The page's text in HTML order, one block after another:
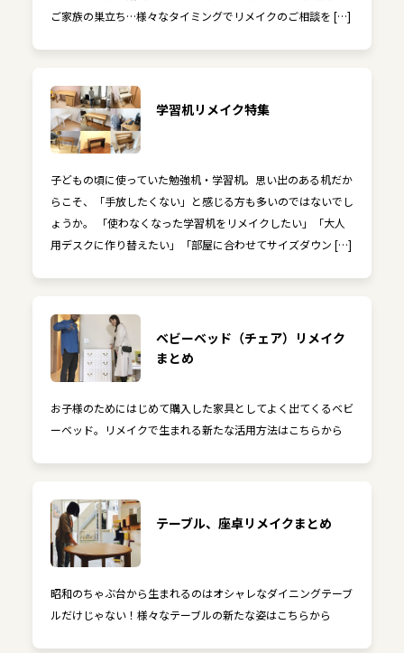
ご家族の巣立ち…様々なタイミングでリメイクのご相談を […]
学習机リメイク特集
子どもの頃に使っていた勉強机・学習机。思い出のある机だか
らこそ、「手放したくない」と感じる方も多いのではないでし
ょうか。 「使わなくなった学習机をリメイクしたい」「大人
用デスクに作り替えたい」「部屋に合わせてサイズダウン […]
ベビーベッド（チェア）リメイク
まとめ
お子様のためにはじめて購入した家具としてよく出てくるベビ
ーベッド。リメイクで生まれる新たな活用方法はこちらから
テーブル、座卓リメイクまとめ
昭和のちゃぶ台から生まれるのはオシャレなダイニングテーブ
ルだけじゃない！様々なテーブルの新たな姿はこちらから